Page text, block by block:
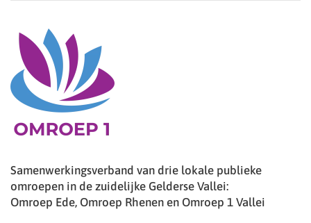
Samenwerkingsverband van drie lokale publieke
omroepen in de zuidelijke Gelderse Vallei:
Omroep Ede, Omroep Rhenen en Omroep 1 Vallei